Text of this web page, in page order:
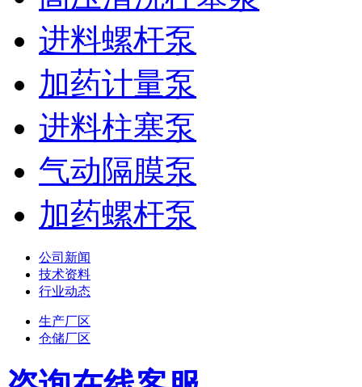
进料螺杆泵
加药计量泵
进料柱塞泵
气动隔膜泵
加药螺杆泵
公司新闻
技术资料
行业动态
生产厂区
仓储厂区